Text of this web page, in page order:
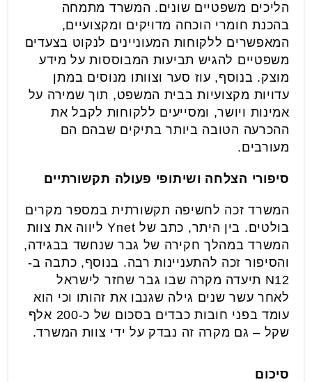
הליכים משפטיים שונים. המשרד מתמחה
בהכנת חומרי הוכחה מדויקים ומקצועיים,
המאפשרים ללקוחות המעוניינים לנקוט בצעדים
משפטיים להגיש תביעות המבוססות על מידע
מוצק. בנוסף, עוז סער וצוותו מנוסים במתן
עדויות מקצועיות בבית המשפט, תוך שמירה על
אמינות ויושר, ומסייעים ללקוחות לקבל את
ההכרעה הטובה ביותר בתיקים שבהם הם
מעורבים.
סיפורי הצלחה ושיתופי פעולה תקשורתיים
המשרד זכה לחשיפה תקשורתית במספר מקרים
בולטים. בין היתר, כתב של Ynet ליווה את צוות
המשרד במהלך חקירה של גבר שנחשד בבגידה,
והסיפור זכה להתעניינות רבה. בנוסף, כתבה ב-
N12 תיעדה מקרה שבו גבר שחזר לישראל
לאחר עשר שנים גילה שגנבו את זהותו וכי הוא
עומד בפני חובות כבדים בסכום של כ-200 אלף
שקל – גם מקרה זה נבדק על ידי צוות המשרד.
סיכום